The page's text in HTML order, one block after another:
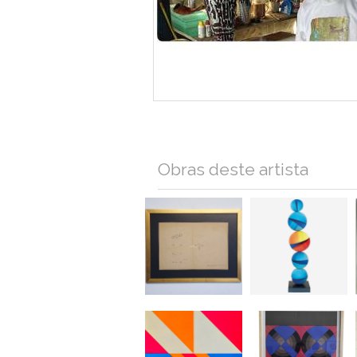
Obras deste artista